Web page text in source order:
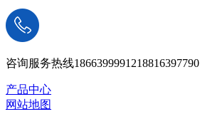
咨询服务热线1866399991218816397790
产品中心
网站地图